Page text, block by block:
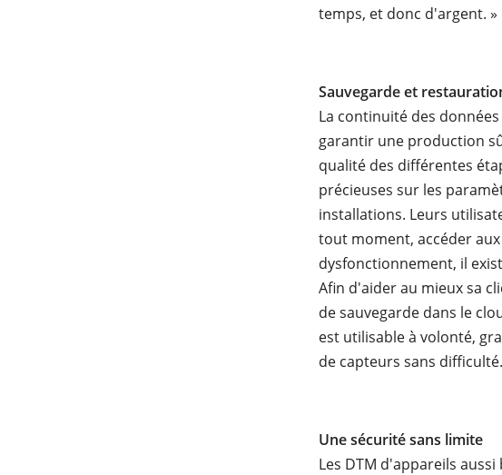
temps, et donc d'argent. »
Sauvegarde et
La continuité des
garantir une production
qualité des différentes
précieuses sur les
installations. Leurs
tout moment, accéder
dysfonctionnement, il
Afin d'aider au mieux sa
de sauvegarde dans le
est utilisable à volonté,
de capteurs sans difficulté.
Une sécurité sans limite
Les DTM d'appareils